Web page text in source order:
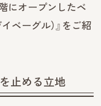
にオープンしたベ
ベーグル）』をご紹
止める立地